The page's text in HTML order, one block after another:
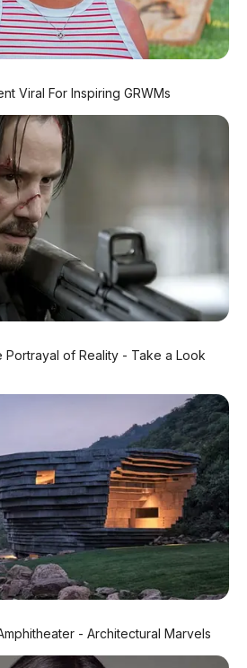
Rp 100.000
pilihanmu
AMBIL >
Viral For Inspiring GRWMs
of Reality - Take a Look
- Architectural Marvels